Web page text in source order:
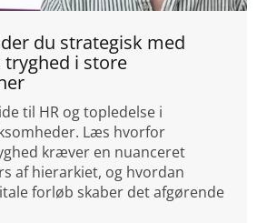
du strategisk med
i store
til HR og topledelse i
Læs hvorfor
kræver en nuanceret
af hierarkiet, og hvordan
forløb skaber det afgørende